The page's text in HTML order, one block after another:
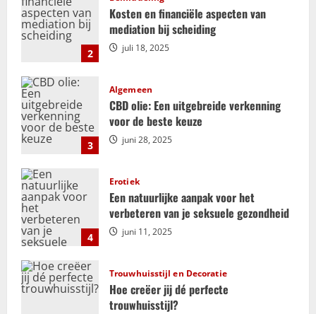
n
a
v
i
g
t
i
e
2
Kosten en financiële aspecten van
mediation bij scheiding
juli 18, 2025
3
Algemeen
CBD olie: Een uitgebreide verkenning
voor de beste keuze
juni 28, 2025
4
Erotiek
Een natuurlijke aanpak voor het
verbeteren van je seksuele gezondheid
juni 11, 2025
Trouwhuisstijl en Decoratie
Hoe creëer jij dé perfecte
trouwhuisstijl?